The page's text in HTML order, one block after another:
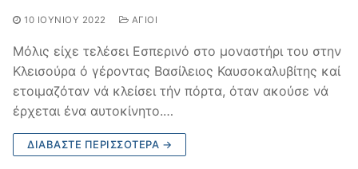
10 ΙΟΥΝΊΟΥ 2022 ΆΓΙΟΙ
Μόλις είχε τελέσει Εσπερινό στο μοναστήρι του στην
Κλεισούρα ό γέροντας Βασίλειος Καυσοκαλυβίτης καί
ετοιμαζόταν νά κλείσει τήν πόρτα, όταν ακούσε νά
έρχεται ένα αυτοκίνητο.…
ΔΙΑΒΆΣΤΕ ΠΕΡΙΣΣΌΤΕΡΑ →